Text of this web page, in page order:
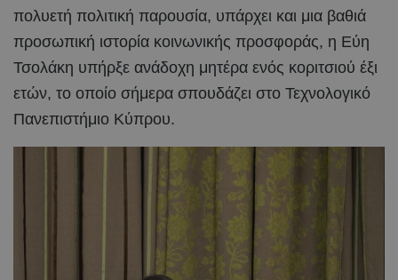
πολυετή πολιτική παρουσία, υπάρχει και μια βαθιά
προσωπική ιστορία κοινωνικής προσφοράς, η Εύη
Τσολάκη υπήρξε ανάδοχη μητέρα ενός κοριτσιού έξι
ετών, το οποίο σήμερα σπουδάζει στο Τεχνολογικό
Πανεπιστήμιο Κύπρου.